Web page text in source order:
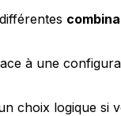
à une
choix logique